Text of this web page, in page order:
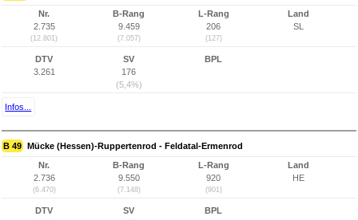
Nr.
2.735
(12.801)
B-Rang
9.459
(7.057)
L-Rang
206
(127)
Land
SL
DTV
3.261
SV
176
(5,4%)
BPL
Infos...
B 49 Mücke (Hessen)-Ruppertenrod - Feldatal-Ermenrod
Nr.
2.736
(6.470)
B-Rang
9.550
(7.148)
L-Rang
920
(901)
Land
HE
DTV
SV
BPL